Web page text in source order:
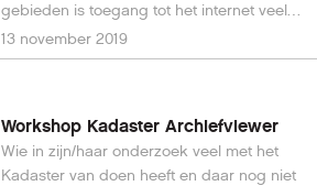
gebieden is toegang tot het internet veel
minder vanzelfsprekend. Diverse
techbedrijven proberen daar verandering
der netwerken.
13 november 2019
Workshop Kadaster Archiefviewer
Wie in zijn/haar onderzoek veel met het
Kadaster van doen heeft en daar nog niet